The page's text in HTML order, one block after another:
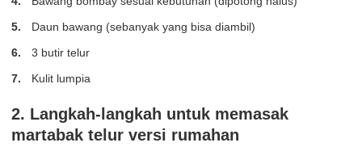
Daun bawang (sebanyak yang bisa diambil)
3 butir telur
Kulit lumpia
2. Langkah-langkah untuk memasak
martabak telur versi rumahan